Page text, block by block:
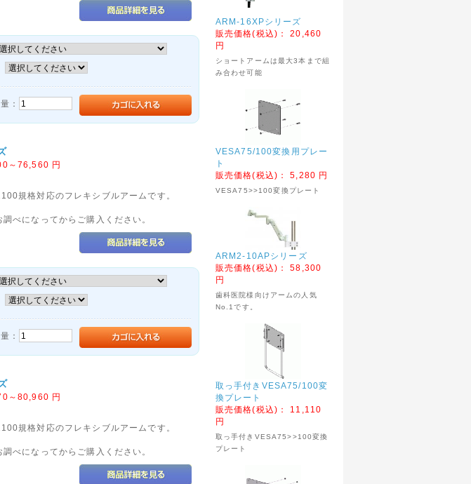
：
～76,560 円
規格対応のフレキシブルアームです。
べになってからご購入ください。
：
～80,960 円
規格対応のフレキシブルアームです。
べになってからご購入ください。
ARM-16XPシリーズ
販売価格(税込)：20,460
円
ショートアームは最大3本まで組
み合わせ可能
VESA75/100変換用プレー
ト
販売価格(税込)：5,280 円
VESA75>>100変換プレート
ARM2-10APシリーズ
販売価格(税込)：58,300
円
歯科医院様向けアームの人気
No.1です。
取っ手付きVESA75/100変
換プレート
販売価格(税込)： 11,110
円
取っ手付きVESA75>>100変換
プレート